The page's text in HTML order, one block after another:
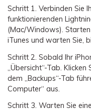
Schritt 1. Verbinden Sie
funktionierenden
(Mac/Windows).
iTunes und warten Sie,
Schritt 2. Sobald Ihr
„Übersicht“-Tab.
dem „Backups“-Tab
Computer“ aus.
Schritt 3. Warten Sie